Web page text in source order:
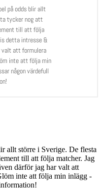
på odds blir allt
tycker nog att
till att följa
detta intresse &
valt att formulera
inte att följa min
någon värdefull
allt större i Sverige. De flesta
till att följa matcher. Jag
därför jag har valt att
inte att följa min inlägg -